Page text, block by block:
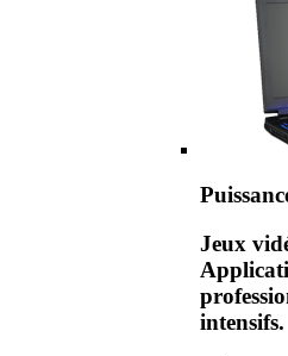
Jeux
intensifs.